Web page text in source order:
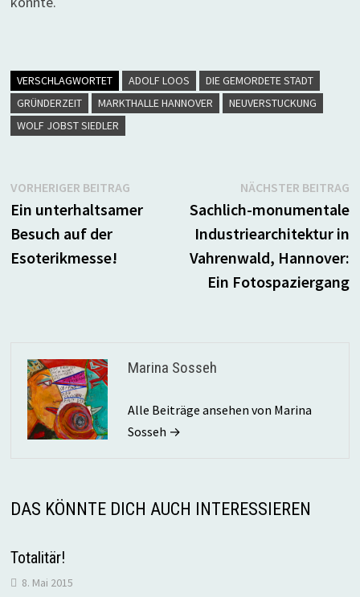
VERSCHLAGWORTET ADOLF LOOS
DIE GEMORDETE STADT
GRÜNDERZEIT
MARKTHALLE HANNOVER
NEUVERSTUCKUNG
WOLF JOBST SIEDLER
Beitragsnavigation
VORHERIGER BEITRAGVorheriger
Beitrag:
Ein unterhaltsamer
Besuch auf der
Esoterikmesse!
NÄCHSTER BEITRAG
Sachlich-monumentale
Industriearchitektur in
Vahrenwald, Hannover:
Ein Fotospaziergang
Marina Sosseh
Alle Beiträge ansehen von Marina
Sosseh →
DAS KÖNNTE DICH AUCH INTERESSIEREN
Totalitär!
8. Mai 2015